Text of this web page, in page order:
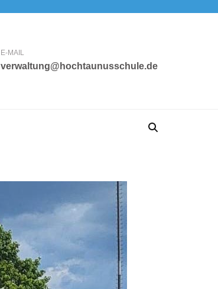
E-MAIL
verwaltung@hochtaunusschule.de